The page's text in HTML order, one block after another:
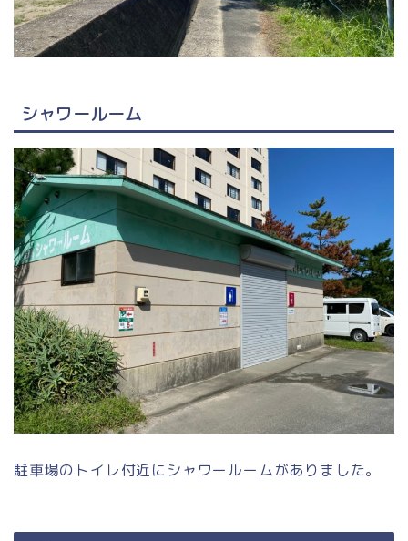
シャワールーム
駐車場のトイレ付近にシャワールームがありました。